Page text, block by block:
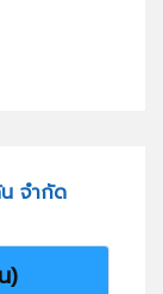
น จำกัด
)